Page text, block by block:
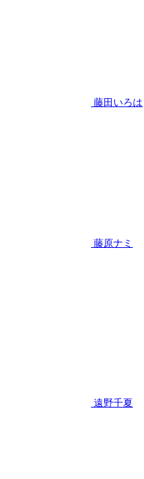
藤田いろは
藤原ナミ
遠野千夏